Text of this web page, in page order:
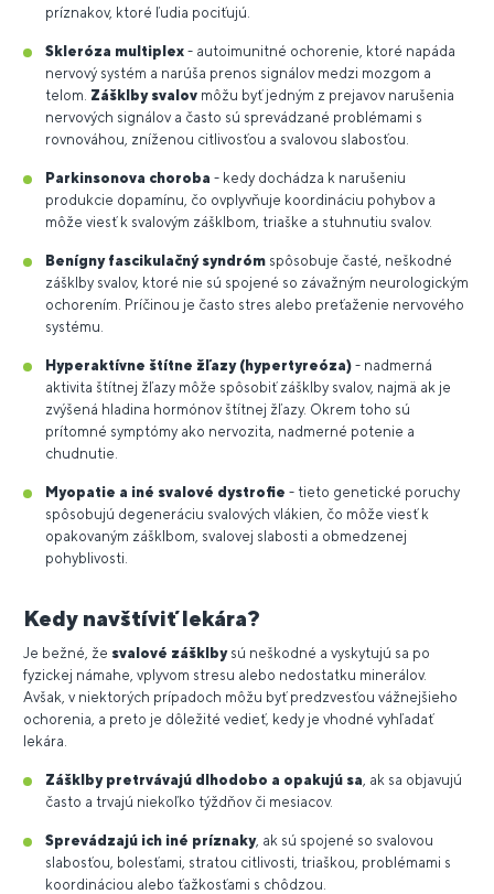
príznakov, ktoré ľudia pociťujú.
Skleróza multiplex - autoimunitné ochorenie, ktoré napáda
nervový systém a narúša prenos signálov medzi mozgom a
telom. Zášklby svalov môžu byť jedným z prejavov narušenia
nervových signálov a často sú sprevádzané problémami s
rovnováhou, zníženou citlivosťou a svalovou slabosťou.
Parkinsonova choroba - kedy dochádza k narušeniu
produkcie dopamínu, čo ovplyvňuje koordináciu pohybov a
môže viesť k svalovým zášklbom, triaške a stuhnutiu svalov.
Benígny fascikulačný syndróm spôsobuje časté, neškodné
zášklby svalov, ktoré nie sú spojené so závažným neurologickým
ochorením. Príčinou je často stres alebo preťaženie nervového
systému.
Hyperaktívne štítne žľazy (hypertyreóza) - nadmerná
aktivita štítnej žľazy môže spôsobiť zášklby svalov, najmä ak je
zvýšená hladina hormónov štítnej žľazy. Okrem toho sú
prítomné symptómy ako nervozita, nadmerné potenie a
chudnutie.
Myopatie a iné svalové dystrofie - tieto genetické poruchy
spôsobujú degeneráciu svalových vlákien, čo môže viesť k
opakovaným zášklbom, svalovej slabosti a obmedzenej
pohyblivosti.
Kedy navštíviť lekára?
Je bežné, že svalové zášklbysú neškodné a vyskytujú sa po
fyzickej námahe, vplyvom stresu alebo nedostatku minerálov.
Avšak, v niektorých prípadoch môžu byť predzvesťou vážnejšieho
ochorenia, a preto je dôležité vedieť, kedy je vhodné vyhľadať
lekára.
Zášklby pretrvávajú dlhodobo a opakujú sa , ak sa objavujú
často a trvajú niekoľko týždňov či mesiacov.
Sprevádzajú ich iné príznaky, ak sú spojené so svalovou
slabosťou, bolesťami, stratou citlivosti, triaškou, problémami s
koordináciou alebo ťažkosťami s chôdzou.